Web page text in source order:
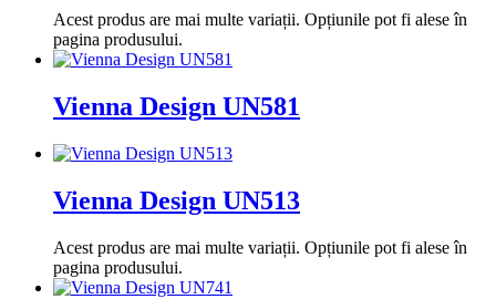
Acest produs are mai multe variații. Opțiunile pot fi alese în
pagina produsului.
Vienna Design UN581
Vienna Design UN513
Acest produs are mai multe variații. Opțiunile pot fi alese în
pagina produsului.